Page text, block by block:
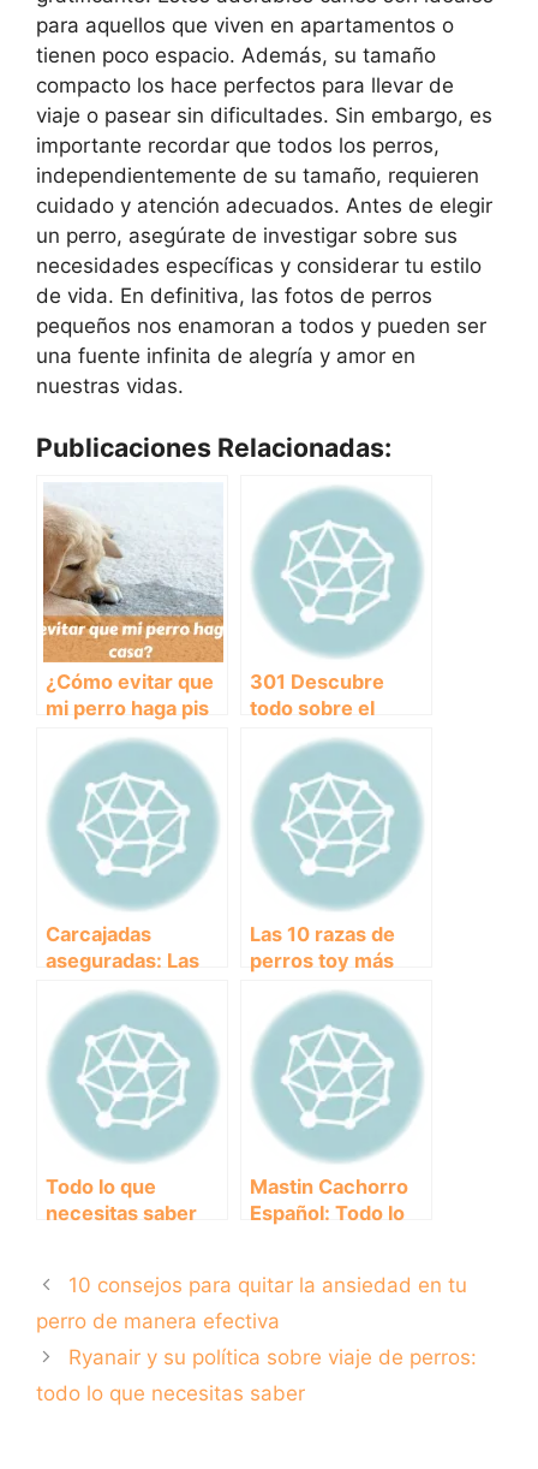
para aquellos que viven en apartamentos o
tienen poco espacio. Además, su tamaño
compacto los hace perfectos para llevar de
viaje o pasear sin dificultades. Sin embargo, es
importante recordar que todos los perros,
independientemente de su tamaño, requieren
cuidado y atención adecuados. Antes de elegir
un perro, asegúrate de investigar sobre sus
necesidades específicas y considerar tu estilo
de vida. En definitiva, las fotos de perros
pequeños nos enamoran a todos y pueden ser
una fuente infinita de alegría y amor en
nuestras vidas.
Publicaciones Relacionadas:
¿Cómo evitar que
mi perro haga pis
en casa?
301 Descubre
todo sobre el
perro Ratonero
Bodeguero
Andaluz: Historia,
características y
cuidados
Carcajadas
aseguradas: Las
fotos más
divertidas de
perros que te
harán reír sin
parar.
Las 10 razas de
perros toy más
populares del
mundo: conoce
sus
características y
personalidades
únicas
Todo lo que
necesitas saber
1 mes: guía
completa de
alimentación
Mastin Cachorro
Español: Todo lo
adoptarlo como tu
nueva mascota.
10 consejos para quitar la ansiedad en tu
perro de manera efectiva
Ryanair y su política sobre viaje de perros:
todo lo que necesitas saber